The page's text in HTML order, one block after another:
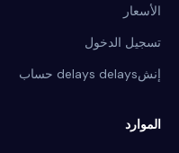
الأسعار
تسجيل الدخول
إنشdelays delays حساب
الموارد